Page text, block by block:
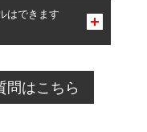
。
り、同時にご予約が
はできます
いる場合のご予約
ご予約の店舗まで
問はこちら